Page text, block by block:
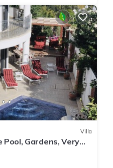
Villa
Pool, Gardens, Very
for Taxi